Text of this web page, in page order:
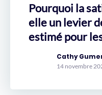
Pourquoi la
elle un levier
estimé pour
Cathy
14 novembre